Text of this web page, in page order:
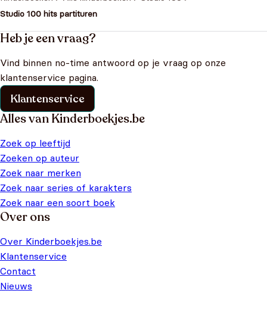
Studio 100 hits partituren
Heb je een vraag?
Vind binnen no-time antwoord op je vraag op onze
klantenservice pagina.
Klantenservice
Alles van Kinderboekjes.be
Zoek op leeftijd
Zoeken op auteur
Zoek naar merken
Zoek naar series of karakters
Zoek naar een soort boek
Over ons
Over Kinderboekjes.be
Klantenservice
Contact
Nieuws